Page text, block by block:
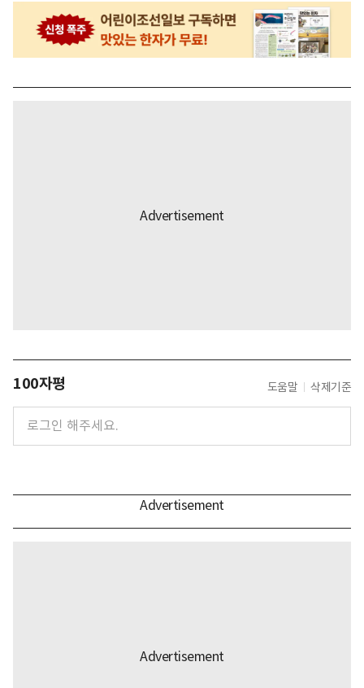
100자평 도움말 삭제기준